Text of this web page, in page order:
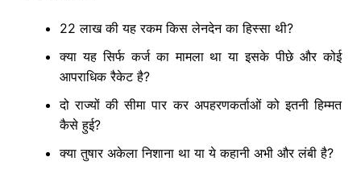
22 लाख की यह रकम किस लेनदेन का हिस्सा थी?
क्या यह सिर्फ कर्ज का मामला था या इसके पीछे और कोई
आपराधिक रैकेट है?
दो राज्यों की सीमा पार कर अपहरणकर्ताओं को इतनी हिम्मत
कैसे हुई?
क्या तुषार अकेला निशाना था या ये कहानी अभी और लंबी है?